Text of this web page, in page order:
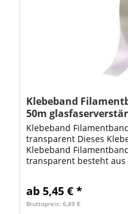
Klebeband
50m
Klebeband
transparent Dieses
Klebeband
transparent besteht aus
ab 5,45 € *
Bruttopreis: 6,49 €